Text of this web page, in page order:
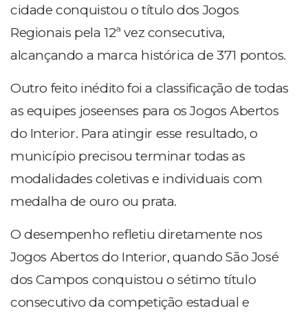
cidade conquistou o título dos Jogos
Regionais pela 12ª vez consecutiva,
alcançando a marca histórica de 371 pontos.
Outro feito inédito foi a classificação de todas
as equipes joseenses para os Jogos Abertos
do Interior. Para atingir esse resultado, o
município precisou terminar todas as
modalidades coletivas e individuais com
medalha de ouro ou prata.
O desempenho refletiu diretamente nos
Jogos Abertos do Interior, quando São José
dos Campos conquistou o sétimo título
consecutivo da competição estadual e